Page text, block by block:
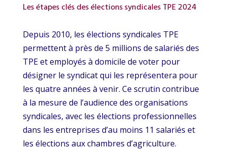
Les étapes clés des élections syndicales TPE 2024
Depuis 2010, les élections syndicales TPE
permettent à près de 5 millions de salariés des
TPE et employés à domicile de voter pour
désigner le syndicat qui les représentera pour
les quatre années à venir. Ce scrutin contribue
à la mesure de l’audience des organisations
syndicales, avec les élections professionnelles
dans les entreprises d’au moins 11 salariés et
les élections aux chambres d’agriculture.